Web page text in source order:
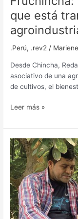
que está
.Perú, .rev2 /
Desde Chincha,
asociativo de una
de cultivos, el
Leer más »
Fruchincha
trabaja
continuamente
para
mejorar
las
condiciones